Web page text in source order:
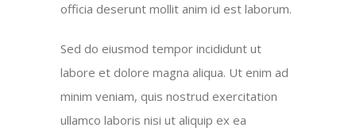
officia deserunt mollit anim id est laborum.
Sed do eiusmod tempor incididunt ut
labore et dolore magna aliqua. Ut enim ad
minim veniam, quis nostrud exercitation
ullamco laboris nisi ut aliquip ex ea